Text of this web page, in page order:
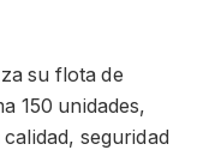
su flota de
150 unidades,
seguridad